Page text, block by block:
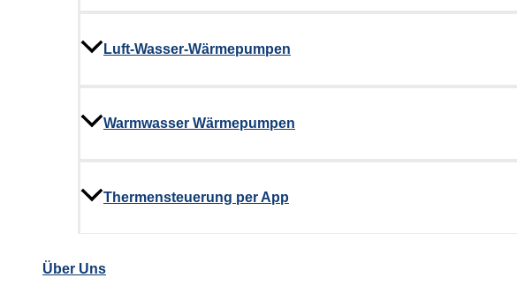
Luft-Wasser-Wärmepumpen
Warmwasser Wärmepumpen
Thermensteuerung per App
Über Uns